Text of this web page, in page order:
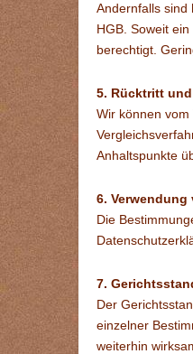
Andernfalls sind
HGB. Soweit
berechtigt.
5. Rücktritt
Wir können
Anhaltspunkte
6.
Die
7.
Der
einzelner
weiterhin